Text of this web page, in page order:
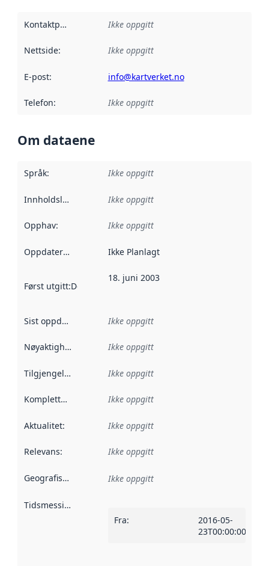
Kontaktpunkt Ikke oppgitt
Nettside: Ikke oppgitt
E-post: info@kartverket.no
Telefon: Ikke oppgitt
Om dataene
Språk: Ikke oppgitt
Innholdsleverandører :
Ikke oppgitt
Opphav: Ikke oppgitt
Oppdateringsfrekvens :
Ikke Planlagt
Først utgitt:Denne datoen sier når dataene i dette
18. juni 2003
Sist oppdatert Ikke oppgitt
Nøyaktighet Ikke oppgitt
Tilgjengelighet Ikke oppgitt
Kompletthet Ikke oppgitt
Aktualitet: Ikke oppgitt
Relevans: Ikke oppgitt
Geografisk avgrensning :
Ikke oppgitt
Tidsmessig avgrensning
Fra:
2016-05-
23T00:00:00Z